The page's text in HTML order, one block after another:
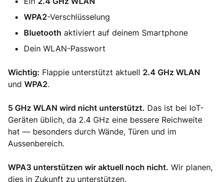
WPA2-Verschlüsselung
Bluetooth aktiviert auf deinem Smartphone
Dein WLAN-Passwort
Wichtig: Flappie unterstützt aktuell 2.4 GHz WLAN
und WPA2.
5 GHz WLAN wird nicht unterstützt. Das ist bei IoT-
Geräten üblich, da 2.4 GHz eine bessere Reichweite
hat — besonders durch Wände, Türen und im
Aussenbereich.
WPA3 unterstützen wir aktuell noch nicht. Wir planen,
dies in Zukunft zu unterstützen.